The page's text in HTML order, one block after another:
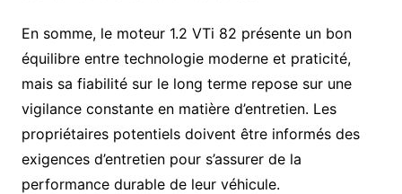
En somme, le moteur 1.2 VTi 82 présente un bon
équilibre entre technologie moderne et praticité,
mais sa fiabilité sur le long terme repose sur une
vigilance constante en matière d’entretien. Les
propriétaires potentiels doivent être informés des
exigences d’entretien pour s’assurer de la
performance durable de leur véhicule.